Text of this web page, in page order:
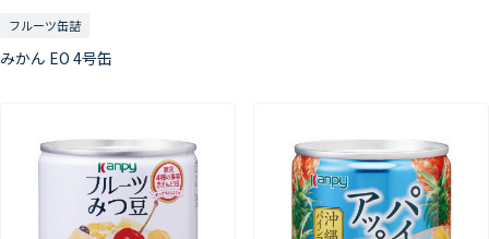
フルーツ缶詰
みかん EO 4号缶